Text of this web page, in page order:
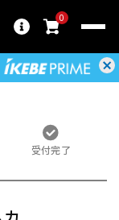
0
受付完了